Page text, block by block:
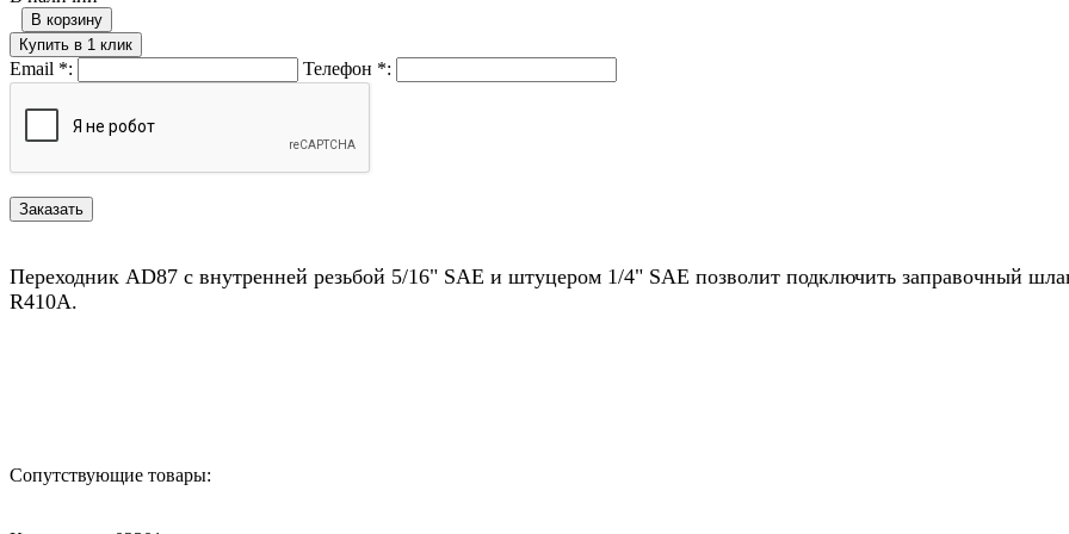
В корзину
Купить в 1 клик
Email *: Телефон *:
Переходник AD87 с внутренней резьбой 5/16" SAE и штуцером 1/4" SAE позволит подключить заправочный
R410A.
Сопутствующие товары: